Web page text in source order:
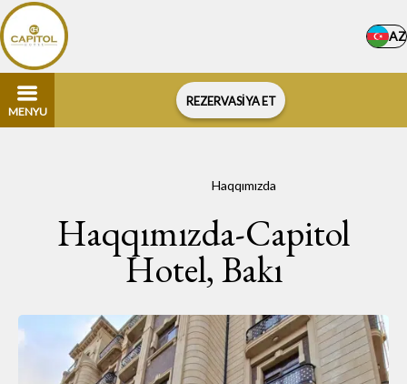
AZ
MENYU
REZERVASİYA ET
Haqqımızda
Haqqımızda-Capitol
Hotel, Bakı